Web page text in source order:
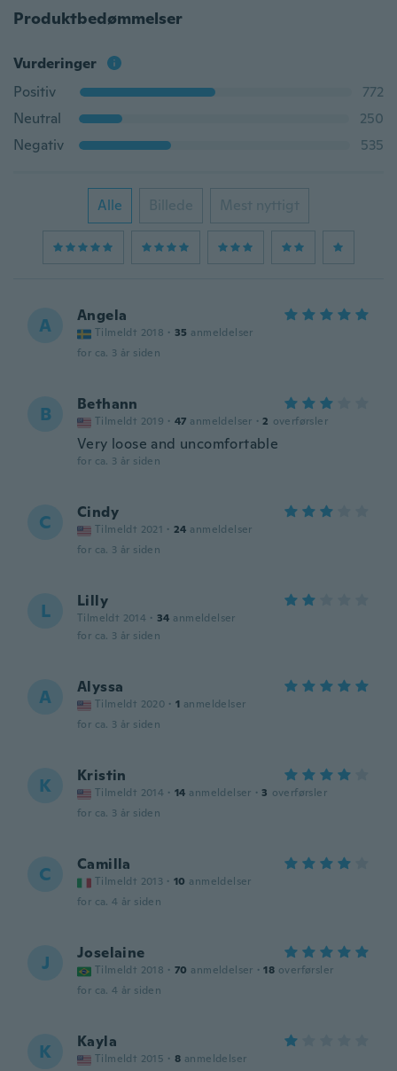
Produktbedømmelser
Vurderinger
Positiv
772
Neutral
250
Negativ
535
Alle Billede Mest nyttigt
A Angela
Tilmeldt 2018 · 35 anmeldelser
for ca. 3 år siden
B Bethann
Tilmeldt 2019 · 47 anmeldelser · 2 overførsler
Very loose and uncomfortable
for ca. 3 år siden
C Cindy
Tilmeldt 2021 · 24 anmeldelser
for ca. 3 år siden
L Lilly
Tilmeldt 2014 · 34 anmeldelser
for ca. 3 år siden
A Alyssa
Tilmeldt 2020 · 1 anmeldelser
for ca. 3 år siden
K Kristin
Tilmeldt 2014 · 14 anmeldelser · 3 overførsler
for ca. 3 år siden
C Camilla
Tilmeldt 2013 · 10 anmeldelser
for ca. 4 år siden
J Joselaine
Tilmeldt 2018 · 70 anmeldelser · 18 overførsler
for ca. 4 år siden
K Kayla
Tilmeldt 2015 · 8 anmeldelser